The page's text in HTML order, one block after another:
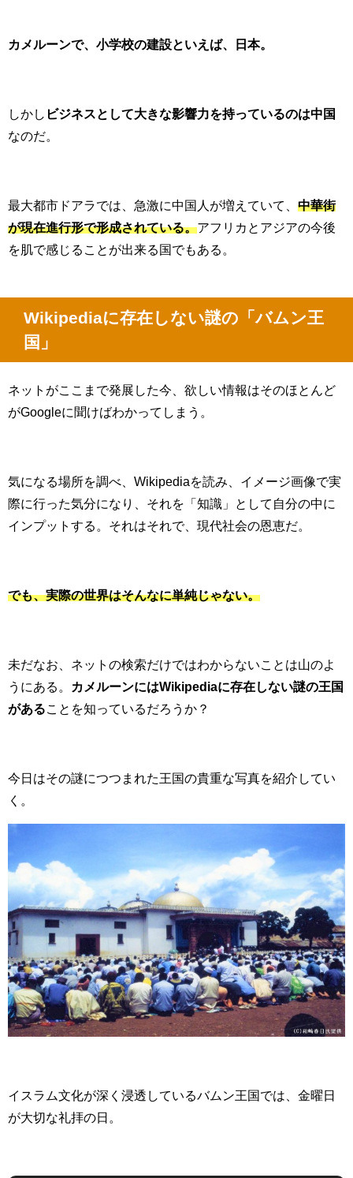
カメルーンで、小学校の建設といえば、日本。
しかし ビジネスとして大きな影響力を持っているのは中国
なのだ。
最大都市ドアラでは、急激に中国人が増えていて、 中華街
が現在進行形で形成されている。アフリカとアジアの今後
を肌で感じることが出来る国でもある。
Wikipediaに存在しない謎の「バムン王
国」
ネットがここまで発展した今、欲しい情報はそのほとんど
がGoogleに聞けばわかってしまう。
気になる場所を調べ、Wikipediaを読み、イメージ画像で実
際に行った気分になり、それを「知識」として自分の中に
インプットする。それはそれで、現代社会の恩恵だ。
でも、実際の世界はそんなに単純じゃない。
未だなお、ネットの検索だけではわからないことは山のよ
うにある。
カメルーンにはWikipediaに存在しない謎の王国
がある ことを知っているだろうか？
今日はその謎につつまれた王国の貴重な写真を紹介してい
く。
イスラム文化が深く浸透しているバムン王国では、金曜日
が大切な礼拝の日。